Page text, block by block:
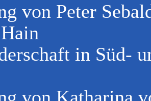
von Peter
in Süd-